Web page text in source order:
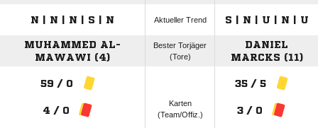
N | N | N | S | N Aktueller Trend S | N | U | N | U
MUHAMMED AL-
MAWAWI (4)
Bester Torjäger
(Tore)
DANIEL
MARCKS (11)
59 / 0
4 / 0
Karten
(Team/Offiz.)
35 / 5
3 / 0